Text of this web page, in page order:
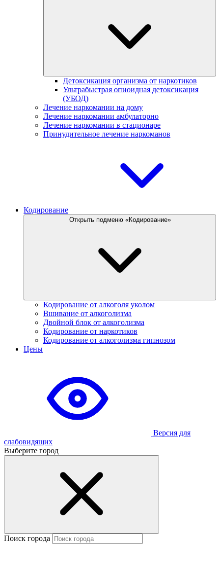
Детоксикация организма от наркотиков
Ультрабыстрая опиоидная детоксикация
(УБОД)
Лечение наркомании на дому
Лечение наркомании амбулаторно
Лечение наркомании в стационаре
Принудительное лечение наркоманов
Кодирование
Открыть подменю «Кодирование»
Кодирование от алкоголя уколом
Вшивание от алкоголизма
Двойной блок от алкоголизма
Кодирование от наркотиков
Кодирование от алкоголизма гипнозом
Цены
Версия для
слабовидящих
Выберите город
Поиск города